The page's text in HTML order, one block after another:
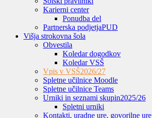
Karierni center
Ponudba del
Partnerska podjetjaPUD
Višja strokovna šola
Obvestila
Koledar dogodkov
Koledar VSŠ
Vpis v VSŠ2026/27
Spletne učilnice Moodle
Spletne učilnice Teams
Urniki in seznami skupin2025/26
Spletni urniki
Kontakti, uradne ure, govorilne ure